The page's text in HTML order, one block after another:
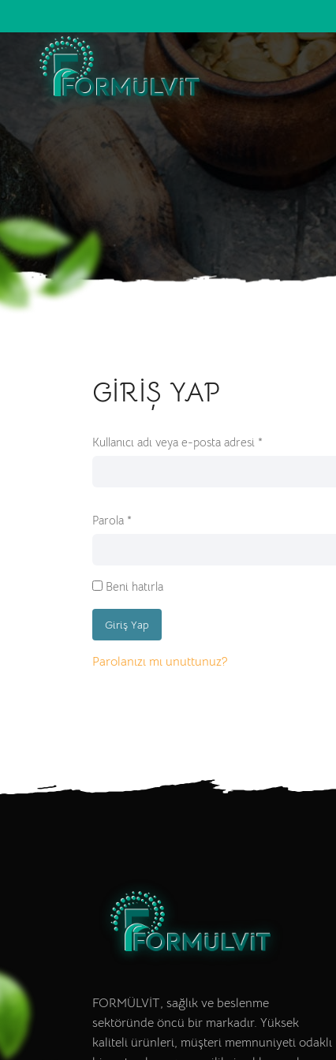
GIRIŞ YAP
Kullanıcı adı veya e-posta adresi *
Parola *
Beni hatırla
Giriş Yap
Parolanızı mı unuttunuz?
FORMÜLVİT, sağlık ve beslenme
sektöründe öncü bir markadır. Yüksek
kaliteli ürünleri, müşteri memnuniyeti odaklı